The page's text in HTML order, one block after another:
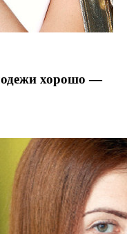
хорошо —